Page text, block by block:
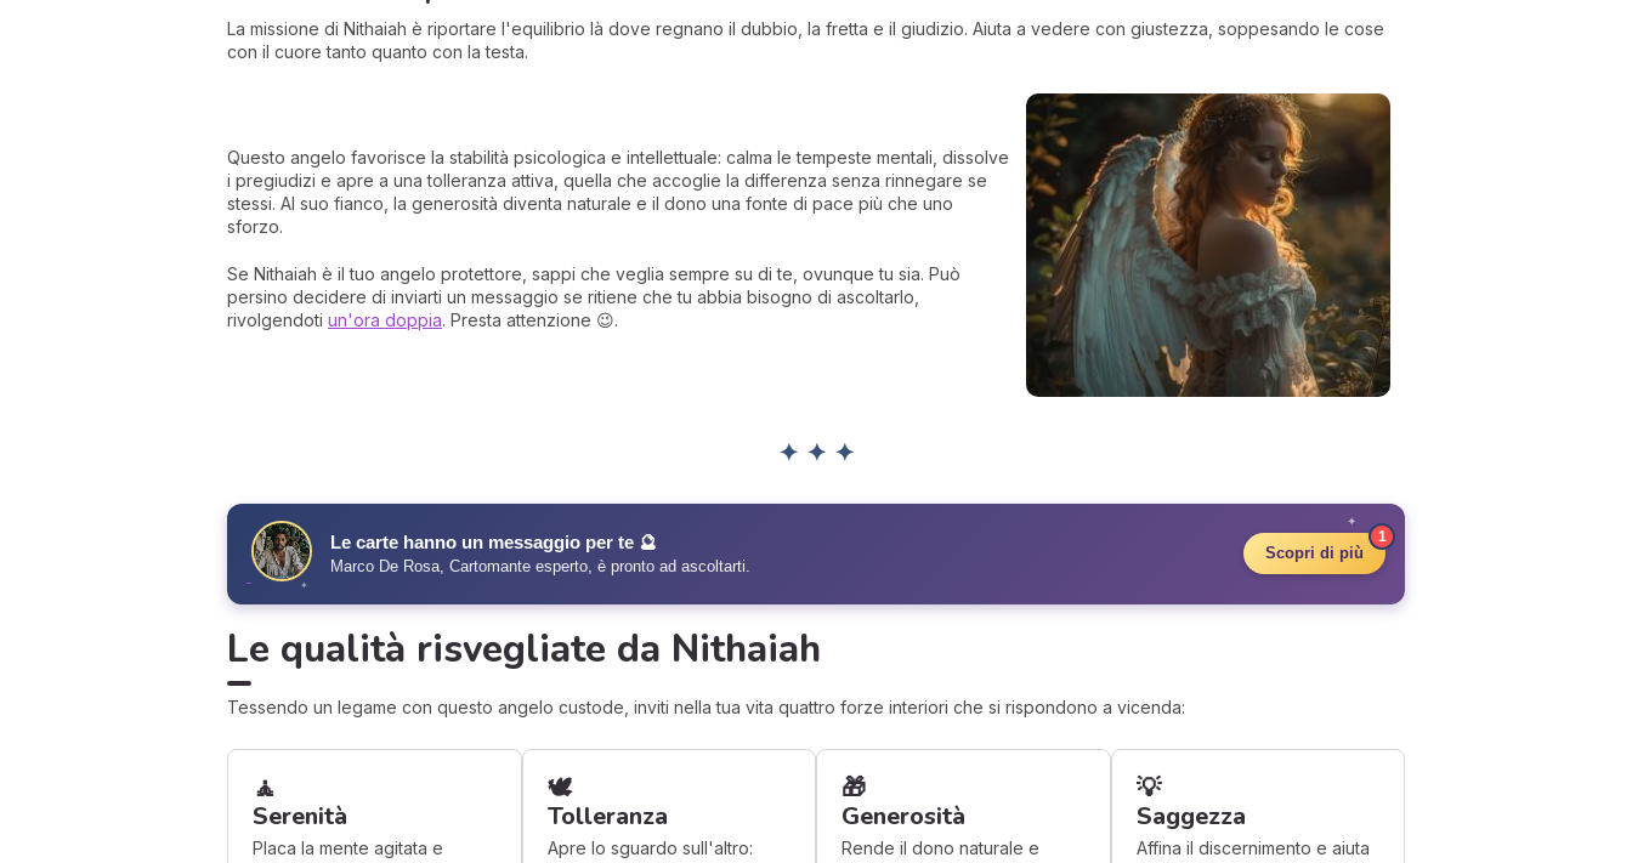
La missione di Nithaiah è riportare l'equilibrio là dove regnano il dubbio, la fretta e il giudizio. Aiuta a vedere con giustezza, soppesando le cose
con il cuore tanto quanto con la testa.
Questo angelo favorisce la stabilità psicologica e intellettuale: calma le tempeste mentali, dissolve
i pregiudizi e apre a una tolleranza attiva, quella che accoglie la differenza senza rinnegare se
stessi. Al suo fianco, la generosità diventa naturale e il dono una fonte di pace più che uno
sforzo.
Se Nithaiah è il tuo angelo protettore, sappi che veglia sempre su di te, ovunque tu sia. Può
persino decidere di inviarti un messaggio se ritiene che tu abbia bisogno di ascoltarlo,
rivolgendoti un'ora doppia. Presta attenzione 😉.
✦ ✦ ✦
✦
✦
✧ Le carte hanno un messaggio per te 🔮
Marco De Rosa, Cartomante esperto, è pronto ad ascoltarti.
Scopri di più
1
Le qualità risvegliate da Nithaiah
Tessendo un legame con questo angelo custode, inviti nella tua vita quattro forze interiori che si rispondono a vicenda:
🧘
Serenità
Placa la mente agitata e
🕊️
Tolleranza
Apre lo sguardo sull'altro:
🎁
Generosità
Rende il dono naturale e
💡
Saggezza
Affina il discernimento e aiuta